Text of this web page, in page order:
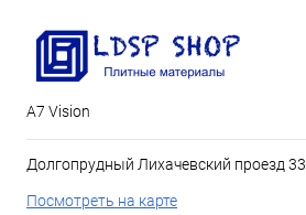
А7 Vision
Долгопрудный Лихачевский проезд 33
Посмотреть на карте